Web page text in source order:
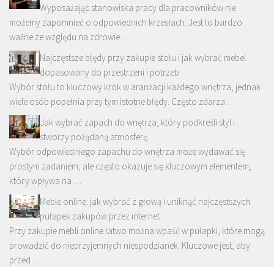
Wyposażając stanowiska pracy dla pracowników nie
możemy zapomnieć o odpowiednich krzesłach. Jest to bardzo
ważne ze względu na zdrowie …
Najczęstsze błędy przy zakupie stołu i jak wybrać mebel
dopasowany do przestrzeni i potrzeb
Wybór stołu to kluczowy krok w aranżacji każdego wnętrza, jednak
wiele osób popełnia przy tym istotne błędy. Często zdarza …
Jak wybrać zapach do wnętrza, który podkreśli styl i
stworzy pożądaną atmosferę
Wybór odpowiedniego zapachu do wnętrza może wydawać się
prostym zadaniem, ale często okazuje się kluczowym elementem,
który wpływa na …
Meble online: jak wybrać z głową i uniknąć najczęstszych
pułapek zakupów przez internet
Przy zakupie mebli online łatwo można wpaść w pułapki, które mogą
prowadzić do nieprzyjemnych niespodzianek. Kluczowe jest, aby
przed …